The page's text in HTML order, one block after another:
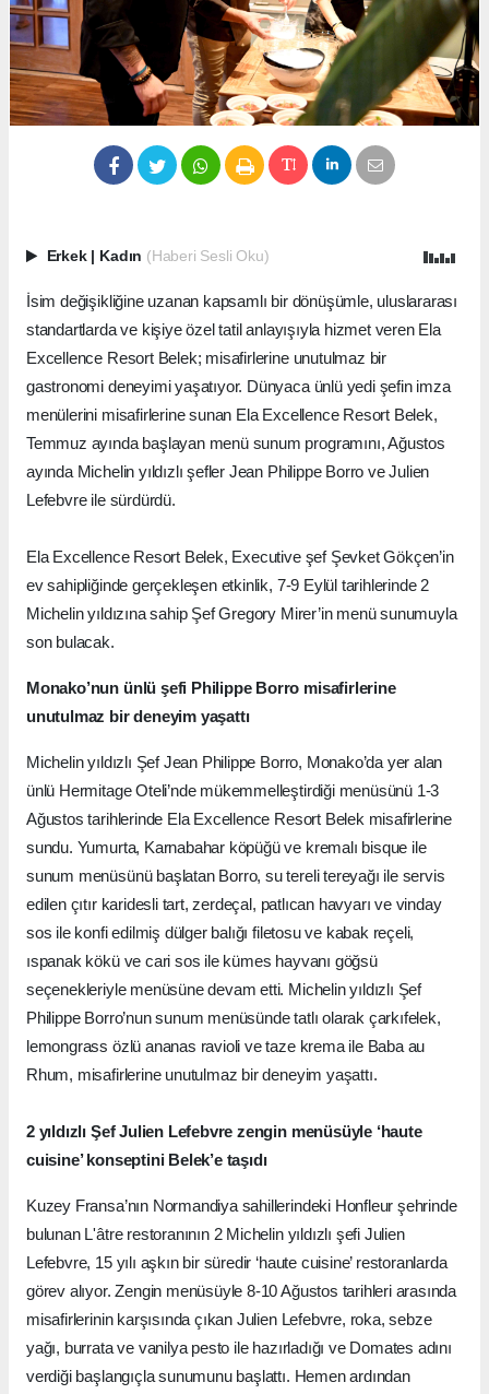
Erkek Kadın (Haberi Sesli Oku)
İsim değişikliğine uzanan kapsamlı bir dönüşümle, uluslararası
standartlarda ve kişiye özel tatil anlayışıyla hizmet veren Ela
Excellence Resort Belek; misafirlerine unutulmaz bir
gastronomi deneyimi yaşatıyor. Dünyaca ünlü yedi şefin imza
menülerini misafirlerine sunan Ela Excellence Resort Belek,
Temmuz ayında başlayan menü sunum programını, Ağustos
ayında Michelin yıldızlı şefler Jean Philippe Borro ve Julien
Lefebvre ile sürdürdü.
Ela Excellence Resort Belek, Executive şef Şevket Gökçen’in
ev sahipliğinde gerçekleşen etkinlik, 7-9 Eylül tarihlerinde 2
Michelin yıldızına sahip Şef Gregory Mirer’in menü sunumuyla
son bulacak.
Monako’nun ünlü şefi Philippe Borro misafirlerine
unutulmaz bir deneyim yaşattı
Michelin yıldızlı Şef Jean Philippe Borro, Monako’da yer alan
ünlü Hermitage Oteli’nde mükemmelleştirdiği menüsünü 1-3
Ağustos tarihlerinde Ela Excellence Resort Belek misafirlerine
sundu. Yumurta, Karnabahar köpüğü ve kremalı bisque ile
sunum menüsünü başlatan Borro, su tereli tereyağı ile servis
edilen çıtır karidesli tart, zerdeçal, patlıcan havyarı ve vinday
sos ile konfi edilmiş dülger balığı filetosu ve kabak reçeli,
ıspanak kökü ve cari sos ile kümes hayvanı göğsü
seçenekleriyle menüsüne devam etti. Michelin yıldızlı Şef
Philippe Borro’nun sunum menüsünde tatlı olarak çarkıfelek,
lemongrass özlü ananas ravioli ve taze krema ile Baba au
Rhum, misafirlerine unutulmaz bir deneyim yaşattı.
2 yıldızlı Şef Julien Lefebvre zengin menüsüyle ‘haute
cuisine’ konseptini Belek’e taşıdı
Kuzey Fransa’nın Normandiya sahillerindeki Honfleur şehrinde
bulunan L'âtre restoranının 2 Michelin yıldızlı şefi Julien
Lefebvre, 15 yılı aşkın bir süredir ‘haute cuisine’ restoranlarda
görev alıyor. Zengin menüsüyle 8-10 Ağustos tarihleri arasında
misafirlerinin karşısında çıkan Julien Lefebvre, roka, sebze
yağı, burrata ve vanilya pesto ile hazırladığı ve Domates adını
verdiği başlangıçla sunumunu başlattı. Hemen ardından